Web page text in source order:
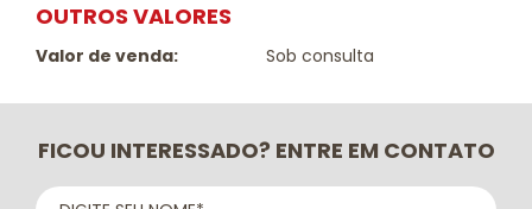
OUTROS VALORES
Valor de venda: Sob consulta
FICOU INTERESSADO? ENTRE EM CONTATO